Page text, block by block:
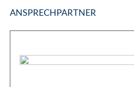
ANSPRECHPARTNER